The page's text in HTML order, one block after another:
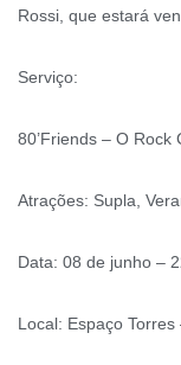
Rossi, que estará
Serviço:
80’Friends – O Rock
Atrações: Supla,
Data: 08 de junho –
Local: Espaço